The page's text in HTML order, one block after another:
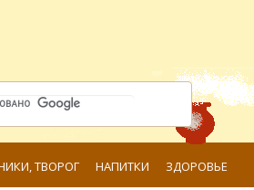
ТВОРОГ НАПИТКИ ЗДОРОВЬЕ